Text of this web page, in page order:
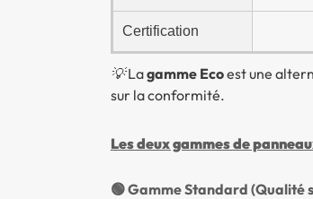
Certification
💡 Lagamme Ecoest une
sur la conformité.
Les deux gammes de
🟢 Gamme Standard (Qualité